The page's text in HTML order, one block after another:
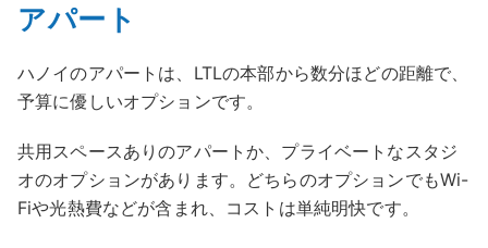
アパート
ハノイのアパートは、LTLの本部から数分ほどの距離で、
予算に優しいオプションです。
共用スペースありのアパートか、プライベートなスタジ
オのオプションがあります。どちらのオプションでもWi-
Fiや光熱費などが含まれ、コストは単純明快です。